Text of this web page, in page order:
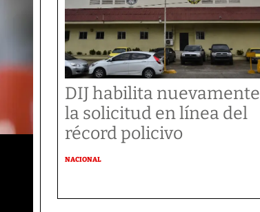
DIJ habilita nuevamente
la solicitud en línea del
récord policivo
NACIONAL